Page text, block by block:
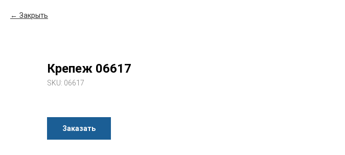
Закрыть
Крепеж 06617
SKU: 06617
Заказать